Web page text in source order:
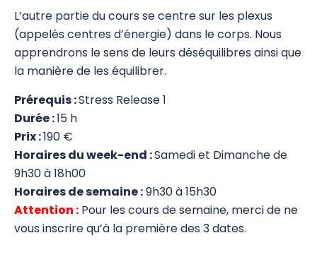
Stress Release 2
Stress Release 3
SR Proficiency
SR 4a Défusion des traits de personnalité
négatifs
SR 4b Travail émotionnel avancé
Test Nutritionnel
Système Immunitaire
L’autre partie du cours se centre sur les plexus
(appelés centres d’énergie) dans le corps. Nous
apprendrons le sens de leurs déséquilibres ainsi que
la manière de les équilibrer.
Prérequis :Stress Release 1
Durée :15 h
Prix :190 €
Horaires du week-end :Samedi et Dimanche de
9h30 à 18h00
Horaires de semaine :9h30 à 15h30
Attention : Pour les cours de semaine, merci de ne
vous inscrire qu’à la première des 3 dates.